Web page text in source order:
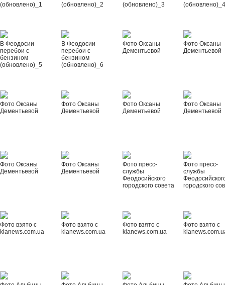
(обновлено)_1
(обновлено)_2
(обновлено)_3
В Феодосии
перебои с
бензином
(обновлено)_5
В Феодосии
перебои с
бензином
(обновлено)_6
Фото Оксаны
Дементьевой
Фото Оксаны
Дементьевой
Фото Оксаны
Дементьевой
Фото Оксаны
Дементьевой
Фото Оксаны
Дементьевой
Фото Оксаны
Дементьевой
Фото Оксаны
Дементьевой
Фото Оксаны
Дементьевой
Фото пресс-
службы
Феодосийского
городского совета
Фото пресс-
службы
городского
Фото взято с
kianews.com.ua
Фото взято с
kianews.com.ua
Фото взято с
kianews.com.ua
Фото взято с